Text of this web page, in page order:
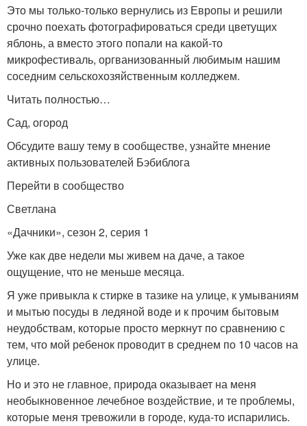
Это мы только-только вернулись из Европы и решили
срочно поехать фотографироваться среди цветущих
яблонь, а вместо этого попали на какой-то
микрофестиваль, оргванизованный любимым нашим
соседним сельскохозяйственным колледжем.
Читать полностью…
Сад, огород
Обсудите вашу тему в сообществе, узнайте мнение
активных пользователей Бэбиблога
Перейти в сообщество
Светлана
«Дачники», сезон 2, серия 1
Уже как две недели мы живем на даче, а такое
ощущение, что не меньше месяца.
Я уже привыкла к стирке в тазике на улице, к умываниям
и мытью посуды в ледяной воде и к прочим бытовым
неудобствам, которые просто меркнут по сравнению с
тем, что мой ребенок проводит в среднем по 10 часов на
улице.
Но и это не главное, природа оказывает на меня
необыкновенное лечебное воздействие, и те проблемы,
которые меня тревожили в городе, куда-то испарились.